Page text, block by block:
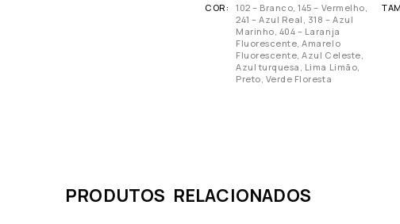
COR
102 – Branco, 145 – Vermelho,
241 – Azul Real, 318 – Azul
Marinho, 404 – Laranja
Fluorescente, Amarelo
Fluorescente, Azul Celeste,
Azul turquesa, Lima Limão,
Preto, Verde Floresta
PRODUTOS RELACIONADOS